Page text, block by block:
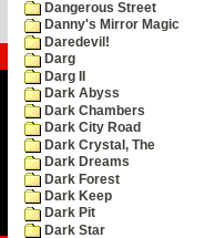
Dangerous Street
Danny's Mirror Magic
Daredevil!
Darg
Darg II
Dark Abyss
Dark Chambers
Dark City Road
Dark Crystal, The
Dark Dreams
Dark Forest
Dark Keep
Dark Pit
Dark Star